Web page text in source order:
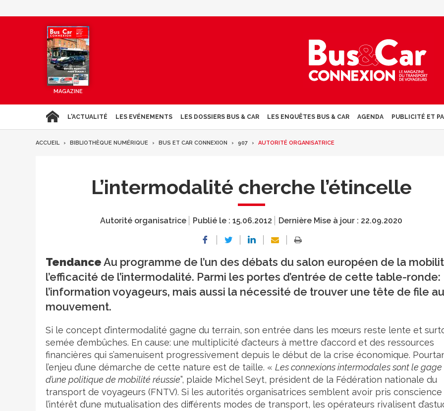
MAGAZINE
L'ACTUALITÉ LES EVÉNEMENTS LES DOSSIERS BUS & CAR LES ENQUÊTES BUS & CAR AGENDA PUBLICITÉ ET
ACCUEIL BIBLIOTHÈQUE NUMÉRIQUE BUS ET CAR CONNEXION 907 AUTORITÉ ORGANISATRICE
L’intermodalité cherche l’étincelle
Autorité organisatrice Publié le : 15.06.2012 Dernière Mise à jour : 22.09.2020
TendanceAu programme de l’un des débats du salon européen de la
l’efficacité de l’intermodalité. Parmi les portes d’entrée de cette table-ronde:
l’information voyageurs, mais aussi la nécessité de trouver une tête de file au
mouvement.
Si le concept d’intermodalité gagne du terrain, son entrée dans les mœurs reste lente et
semée d’embûches. En cause: une multiplicité d’acteurs à mettre d’accord et des ressources
financières qui s’amenuisent progressivement depuis le début de la crise économique.
l’enjeu d’une démarche de cette nature est de taille. « Les connexions intermodales sont le gage
d’une politique de mobilité réussie”, plaide Michel Seyt, président de la Fédération nationale du
transport de voyageurs (FNTV). Si les autorités organisatrices semblent avoir pris
l’intérêt d’une mutualisation des différents modes de transport, les opérateurs rivalisent